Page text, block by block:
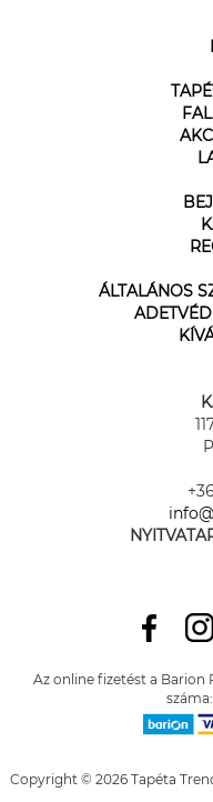
ÁLTALÁNOS
Az online fizetést a Barion
Copyright © 2026 Tapéta